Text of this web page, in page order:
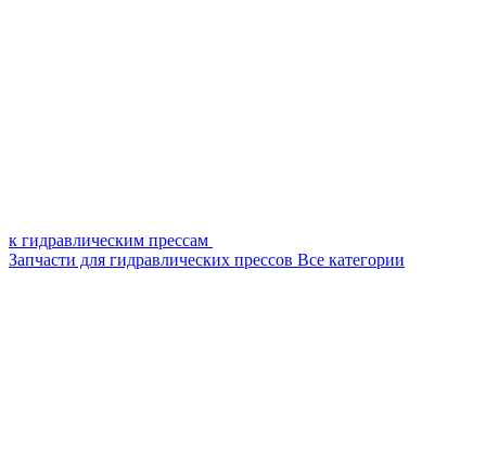
к гидравлическим прессам
Запчасти для гидравлических прессов Все категории